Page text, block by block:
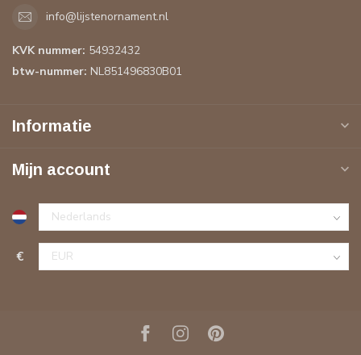
info@lijstenornament.nl
KVK nummer: 54932432
btw-nummer: NL851496830B01
Informatie
Mijn account
€